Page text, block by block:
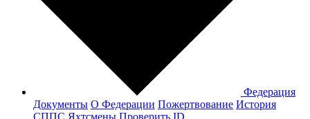
Федерация
Документы О Федерации Пожертвование История
СППС Яхтсмены Проверить ID